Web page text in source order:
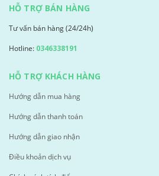
HỖ TRỢ BÁN HÀNG
Tư vấn bán hàng (24/24h)
Hotline: 0346338191
HỖ TRỢ KHÁCH HÀNG
Hướng dẫn mua hàng
Hướng dẫn thanh toán
Hướng dẫn giao nhận
Điều khoản dịch vụ